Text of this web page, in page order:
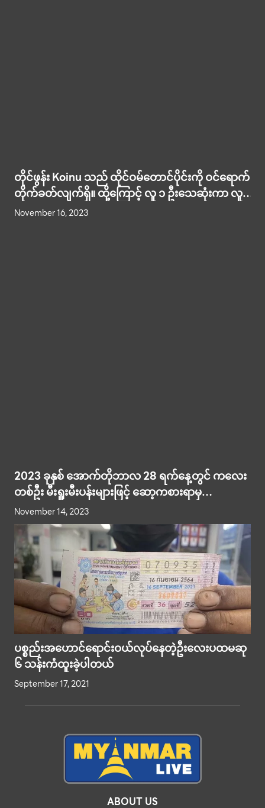
တိုင်ဖွန်း Koinu သည် ထိုင်ဝမ်တောင်ပိုင်းကို ဝင်ရောက်
တိုက်ခတ်လျက်ရှိ။ ထို့ကြောင့် လူ ၁ ဦးသေဆုံးကာ လူ
၃၀၀ ကျော် ဒဏ်ရာရရှိကာ အိမ်အချို့ ပျက်စီးခဲ့။
November 16, 2023
2023 ခုနှစ် အောက်တိုဘာလ 28 ရက်နေ့တွင် ကလေး
တစ်ဦး မီးရှူးမီးပန်းများဖြင့် ဆော့ကစားရာမှ
မတော်တဆ ဖြစ်ပွားခဲ့
November 14, 2023
ပစ္စည်းအဟောင်ရောင်းဝယ်လုပ်နေတဲ့ဦးလေးပထမဆု
၆ သန်းကံထူးခဲ့ပါတယ်
September 17, 2021
ABOUT US